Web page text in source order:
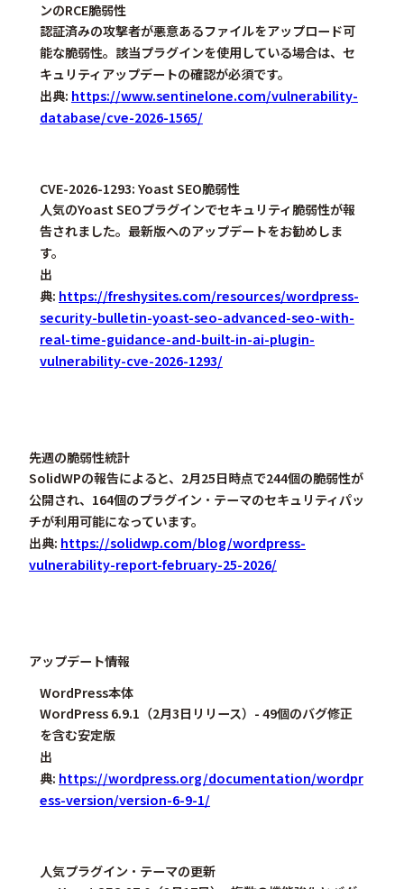
ンのRCE脆弱性
認証済みの攻撃者が悪意あるファイルをアップロード可
能な脆弱性。該当プラグインを使用している場合は、セ
キュリティアップデートの確認が必須です。
出典: https://www.sentinelone.com/vulnerability-
database/cve-2026-1565/
CVE-2026-1293: Yoast SEO脆弱性
人気のYoast SEOプラグインでセキュリティ脆弱性が報
告されました。最新版へのアップデートをお勧めしま
す。
出
典: https://freshysites.com/resources/wordpress-
security-bulletin-yoast-seo-advanced-seo-with-
real-time-guidance-and-built-in-ai-plugin-
vulnerability-cve-2026-1293/
先週の脆弱性統計
SolidWPの報告によると、2月25日時点で244個の脆弱性が
公開され、164個のプラグイン・テーマのセキュリティパッ
チが利用可能になっています。
出典: https://solidwp.com/blog/wordpress-
vulnerability-report-february-25-2026/
アップデート情報
WordPress本体
WordPress 6.9.1 （2月3日リリース）- 49個のバグ修正
を含む安定版
出
典: https://wordpress.org/documentation/wordpr
ess-version/version-6-9-1/
人気プラグイン・テーマの更新